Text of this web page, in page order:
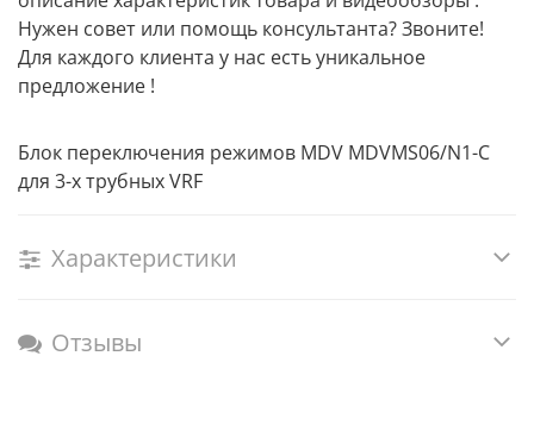
Нужен совет или помощь консультанта? Звоните!
Для каждого клиента у нас есть уникальное
предложение !
Блок переключения режимов MDV MDVMS06/N1-C
для 3-х трубных VRF
Характеристики
Отзывы